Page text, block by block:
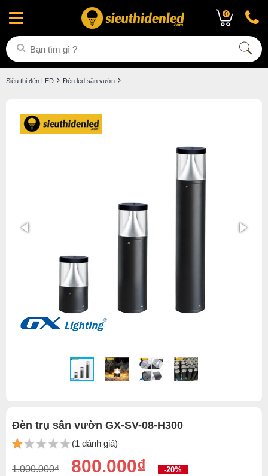
0
Siêu thị đèn LED Đèn led sân vườn
Đèn trụ sân vườn GX-SV-08-H300
(1 đánh giá)
1.000.000₫ 800.000₫ -20%